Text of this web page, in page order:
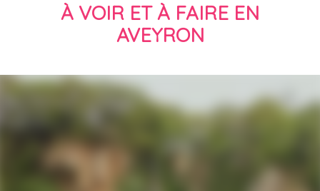
on rejoint Flower Camping !
À VOIR ET À FAIRE EN
AVEYRON